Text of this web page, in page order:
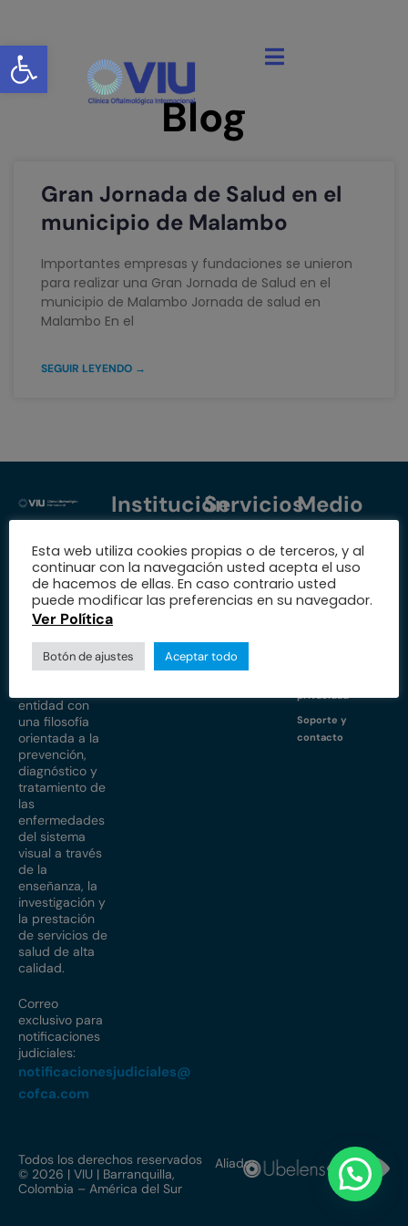
Abrir barra de herramientas
Blog
Gran Jornada de Salud en el
municipio de Malambo
Importantes empresas y fundaciones se unieron
para realizar una Gran Jornada de Salud en el
municipio de Malambo Jornada de salud en
Malambo En el
SEGUIR LEYENDO →
Sobre
nosotros
entidad con
una filosofía
orientada a la
prevención,
diagnóstico y
tratamiento de
las
enfermedades
del sistema
visual a través
de la
enseñanza, la
investigación y
la prestación
de servicios de
salud de alta
calidad.
Correo
exclusivo para
notificaciones
judiciales:
notificacionesjudiciales@
cofca.com
Institución
nosotros
Nuestras sedes
Estados
financieros
Equipo médico
Acceso a médicos
Servicios
Nuestra fundación
Educación
I+D+i
Medio
datos
Política de
privacidad
Soporte y
contacto
Todos los derechos reservados
© 2026 | VIU | Barranquilla,
Colombia – América del Sur
Aliados
Esta web utiliza cookies propias o de terceros, y al
continuar con la navegación usted acepta el uso
de hacemos de ellas. En caso contrario usted
puede modificar las preferencias en su navegador.
Ver Política
Botón de ajustes Aceptar todo